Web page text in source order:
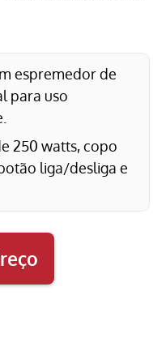
espremedor de
para uso
250 watts, copo
liga/desliga e